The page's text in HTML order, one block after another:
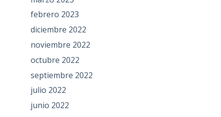
febrero 2023
diciembre 2022
noviembre 2022
octubre 2022
septiembre 2022
julio 2022
junio 2022